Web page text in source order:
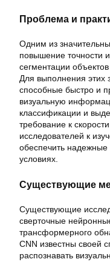
Проблема и
Одним из
повышение точности
сегментации
Для выполнения этих
способные быстро и
визуальную
классификации и
требование к
исследователей к
обеспечить
условиях.
Существующие
Существующие
сверточные
трансформерного
CNN известны своей
распознавать